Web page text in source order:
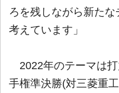
ろを残しながら新た
考えています」
2022年のテーマは打
手権準決勝(対三菱重